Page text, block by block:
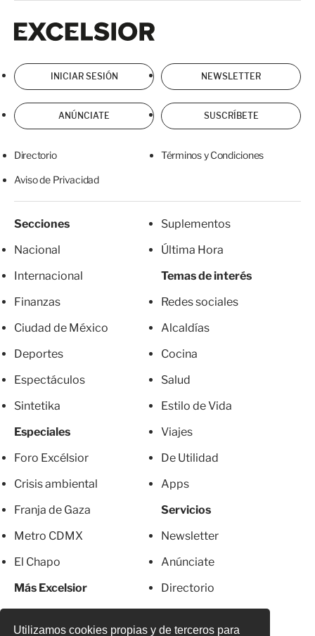
Utilizamos cookies propias y de terceros para
INICIAR SESIÓN NEWSLETTER
ANÚNCIATE SUSCRÍBETE
Directorio Términos y Condiciones
Aviso de Privacidad
Secciones
Nacional
Internacional
Finanzas
Ciudad de México
Deportes
Espectáculos
Sintetika
Especiales
Foro Excélsior
Crisis ambiental
Franja de Gaza
Metro CDMX
El Chapo
Más Excelsior
Suplementos
Última Hora
Temas de interés
Redes sociales
Alcaldías
Cocina
Salud
Estilo de Vida
Viajes
De Utilidad
Apps
Servicios
Newsletter
Anúnciate
Directorio